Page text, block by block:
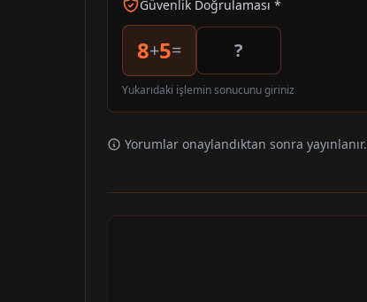
Güvenlik Doğrulaması *
8+5=
Yukarıdaki işlemin sonucunu giriniz
Yorumlar onaylandıktan sonra yayınlanır.